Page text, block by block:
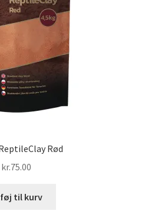
Rød
kr.75.00
til kurv